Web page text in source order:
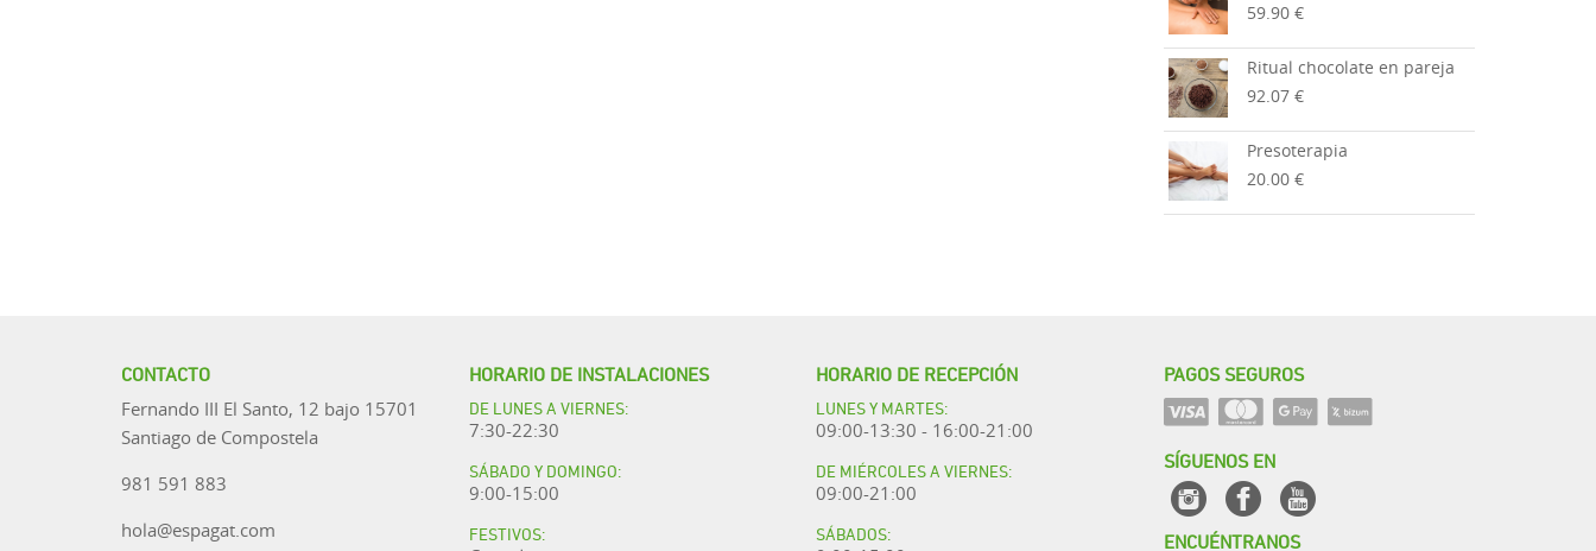
59.90 €
Ritual chocolate en pareja
92.07 €
Presoterapia
20.00 €
CONTACTO
Fernando III El Santo, 12 bajo 15701
Santiago de Compostela
981 591 883
hola@espagat.com
HORARIO DE INSTALACIONES
DE LUNES A VIERNES:
7:30-22:30
SÁBADO Y DOMINGO:
9:00-15:00
FESTIVOS:
HORARIO DE RECEPCIÓN
LUNES Y MARTES:
09:00-13:30 - 16:00-21:00
DE MIÉRCOLES A VIERNES:
09:00-21:00
SÁBADOS:
PAGOS SEGUROS
SÍGUENOS EN
ENCUÉNTRANOS